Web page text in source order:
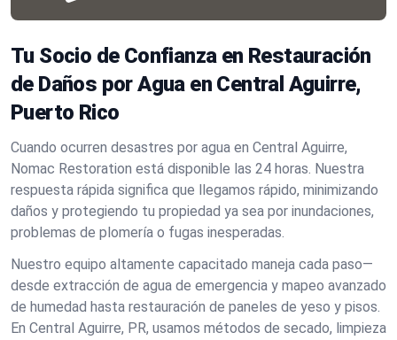
Tu Socio de Confianza en Restauración
de Daños por Agua en Central Aguirre,
Puerto Rico
Cuando ocurren desastres por agua en Central Aguirre,
Nomac Restoration está disponible las 24 horas. Nuestra
respuesta rápida significa que llegamos rápido, minimizando
daños y protegiendo tu propiedad ya sea por inundaciones,
problemas de plomería o fugas inesperadas.
Nuestro equipo altamente capacitado maneja cada paso—
desde extracción de agua de emergencia y mapeo avanzado
de humedad hasta restauración de paneles de yeso y pisos.
En Central Aguirre, PR, usamos métodos de secado, limpieza